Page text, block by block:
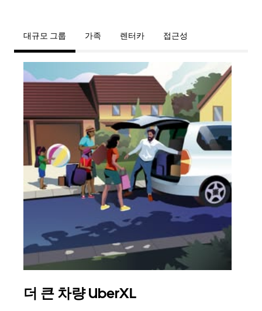
대규모 그룹 가족 렌터카 접근성
더 큰 차량 UberXL